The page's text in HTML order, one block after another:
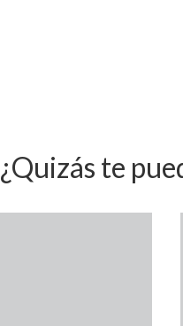
¿Quizás te